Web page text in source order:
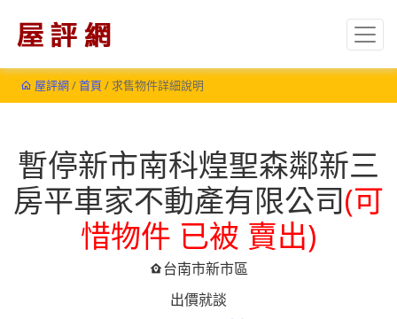
屋評網/首頁 / 求售物件詳細說明
暫停新市南科煌聖森鄰新三
房平車家不動產有限公司(可
惜物件 已被 賣出)
台南市新市區
出價就談